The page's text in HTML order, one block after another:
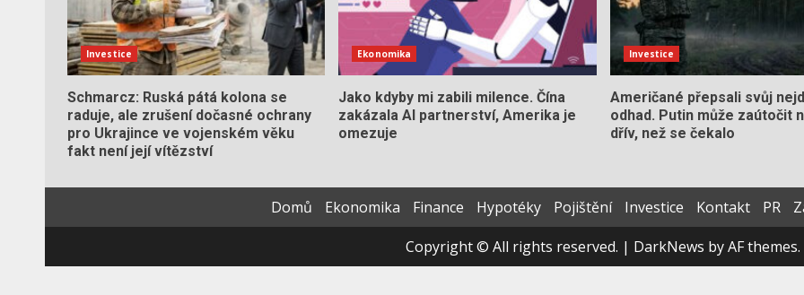
Investice
Schmarcz: Ruská pátá kolona se
raduje, ale zrušení dočasné ochrany
pro Ukrajince ve vojenském věku
fakt není její vítězství
Ekonomika
Jako kdyby mi zabili milence. Čína
zakázala AI partnerství, Amerika je
omezuje
Investice
Američané přepsali svůj
odhad. Putin může zaútočit
dřív, než se čekalo
Domů Ekonomika Finance Hypotéky Pojištění Investice Kontakt PR
Copyright © All rights reserved. | DarkNews by AF themes.